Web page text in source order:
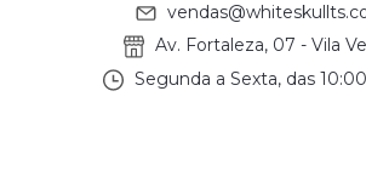
Av. Fortaleza, 07 - Vila
Segunda a Sexta, das